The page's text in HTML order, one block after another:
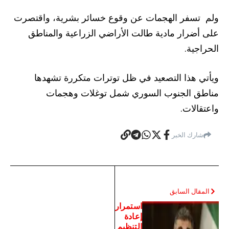
ولم تسفر الهجمات عن وقوع خسائر بشرية، واقتصرت
على أضرار مادية طالت الأراضي الزراعية والمناطق
الحراجية.
ويأتي هذا التصعيد في ظل توترات متكررة تشهدها
مناطق الجنوب السوري شمل توغلات وهجمات
واعتقالات.
شارك الخبر
المقال السابق
استمرار
إعادة
التنظيم